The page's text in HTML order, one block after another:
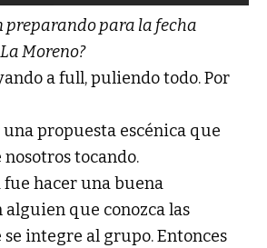
preparando para la fecha
Moreno?
a full, puliendo todo. Por
propuesta escénica que
nosotros tocando.
hacer una buena
que conozca las
se integre al grupo. Entonces